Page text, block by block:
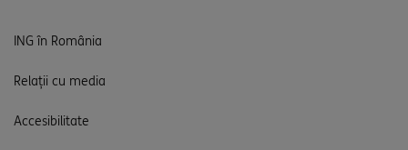
ING în România
Relații cu media
Accesibilitate